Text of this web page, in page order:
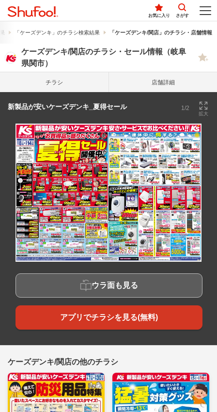
お気に入り さがす
「ケーズデンキ」のチラシ検索結果 「ケーズデンキ/関店」のチラシ・店舗情報
ケーズデンキ/関店のチラシ・セール情報（岐阜
県関市）
チラシ 店舗詳細
新製品が安いケーズデンキ_夏得セール 1/2
拡大
ウラ面も見る
アプリでチラシを見る(無料)
ケーズデンキ/関店の他のチラシ